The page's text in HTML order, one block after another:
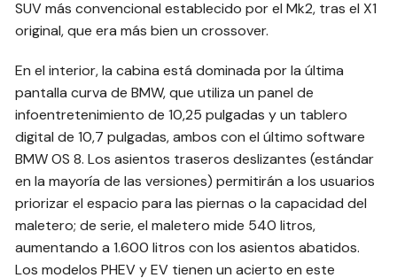
SUV más convencional establecido por el Mk2, tras el X1
original, que era más bien un crossover.
En el interior, la cabina está dominada por la última
pantalla curva de BMW, que utiliza un panel de
infoentretenimiento de 10,25 pulgadas y un tablero
digital de 10,7 pulgadas, ambos con el último software
BMW OS 8. Los asientos traseros deslizantes (estándar
en la mayoría de las versiones) permitirán a los usuarios
priorizar el espacio para las piernas o la capacidad del
maletero; de serie, el maletero mide 540 litros,
aumentando a 1.600 litros con los asientos abatidos.
Los modelos PHEV y EV tienen un acierto en este